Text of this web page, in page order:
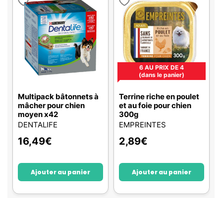
Multipack bâtonnets à
mâcher pour chien
moyen x42
DENTALIFE
16,49€
Ajouter au panier
6 AU PRIX DE 4
(dans le panier)
Terrine riche en poulet
et au foie pour chien
300g
EMPREINTES
2,89€
Ajouter au panier